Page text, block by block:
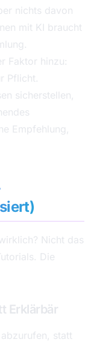
nichts davon
mit KI braucht
Faktor hinzu:
Pflicht.
sicherstellen,
Empfehlung,
Nicht das
Die
Erklärbär
statt